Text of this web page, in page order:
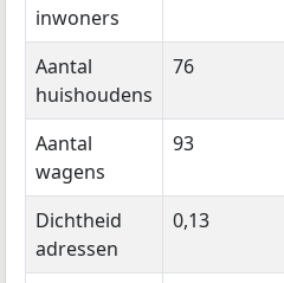
inwoners
Aantal
huishoudens
76
Aantal
wagens
93
Dichtheid
adressen
0,13